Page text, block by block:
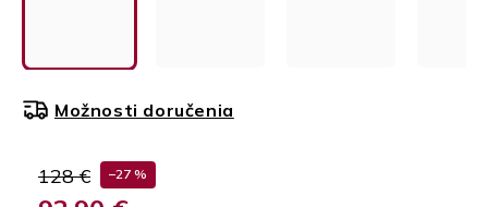
128 € –27 %
Možnosti doručenia